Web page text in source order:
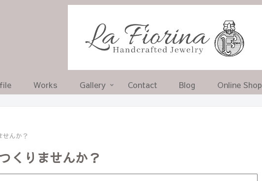
Works Gallery Contact Blog Online Shop
せんか？
くりませんか？